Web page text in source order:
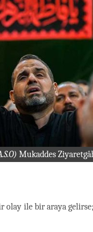
Mukaddes
olay ile bir araya